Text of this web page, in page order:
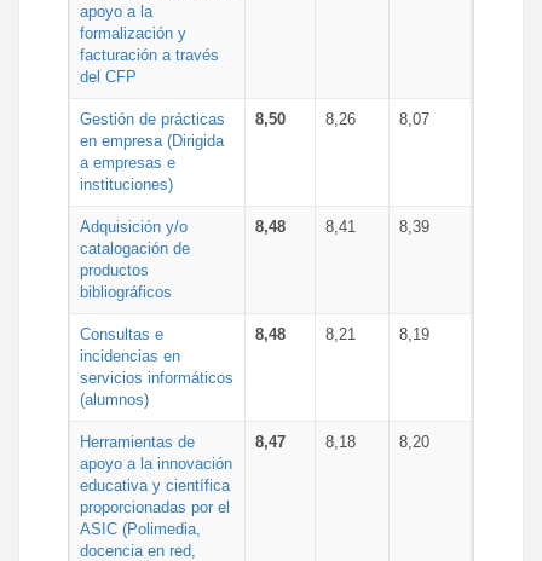
apoyo a la
formalización y
facturación a través
del CFP
Gestión de prácticas
en empresa (Dirigida
a empresas e
instituciones)
8,50 8,26 8,07
Adquisición y/o
catalogación de
productos
bibliográficos
8,48 8,41 8,39
Consultas e
incidencias en
servicios informáticos
(alumnos)
8,48 8,21 8,19
Herramientas de
apoyo a la innovación
educativa y científica
proporcionadas por el
ASIC (Polimedia,
docencia en red,
8,47 8,18 8,20